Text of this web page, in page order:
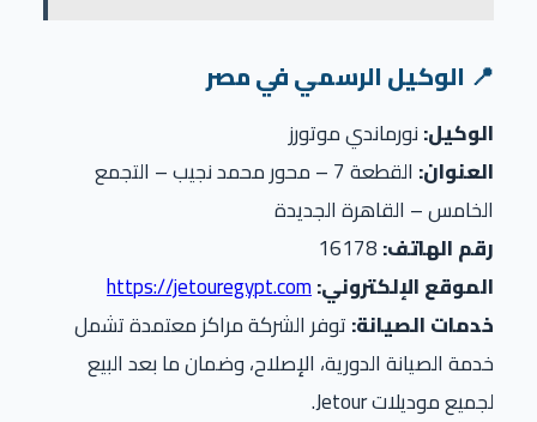
📍 الوكيل الرسمي في مصر
الوكيل:نورماندي موتورز
العنوان:
القطعة 7 – محور محمد نجيب – التجمع
الخامس – القاهرة الجديدة
رقم الهاتف:16178
الموقع الإلكتروني: https://jetouregypt.com
خدمات الصيانة:توفر الشركة مراكز معتمدة تشمل
خدمة الصيانة الدورية، الإصلاح، وضمان ما بعد البيع
لجميع موديلات Jetour.